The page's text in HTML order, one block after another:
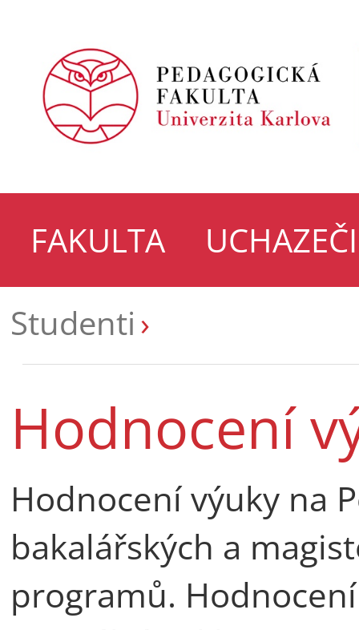
FAKULTA
UCHAZEČI
Studenti
Hodnocení
Hodnocení výuky na
bakalářských a
programů.